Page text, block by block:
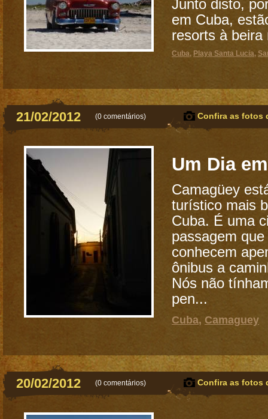
Junto disto,
em Cuba,
resorts à beira
Cuba, Playa Santa Lucia,
21/02/2012 (0 comentários) Confira as fotos
Um Dia
Camagüey
turístico mais
Cuba. É uma
passagem
conhecem
ônibus a
Nós não
pen...
Cuba, Camaguey
20/02/2012 (0 comentários) Confira as fotos